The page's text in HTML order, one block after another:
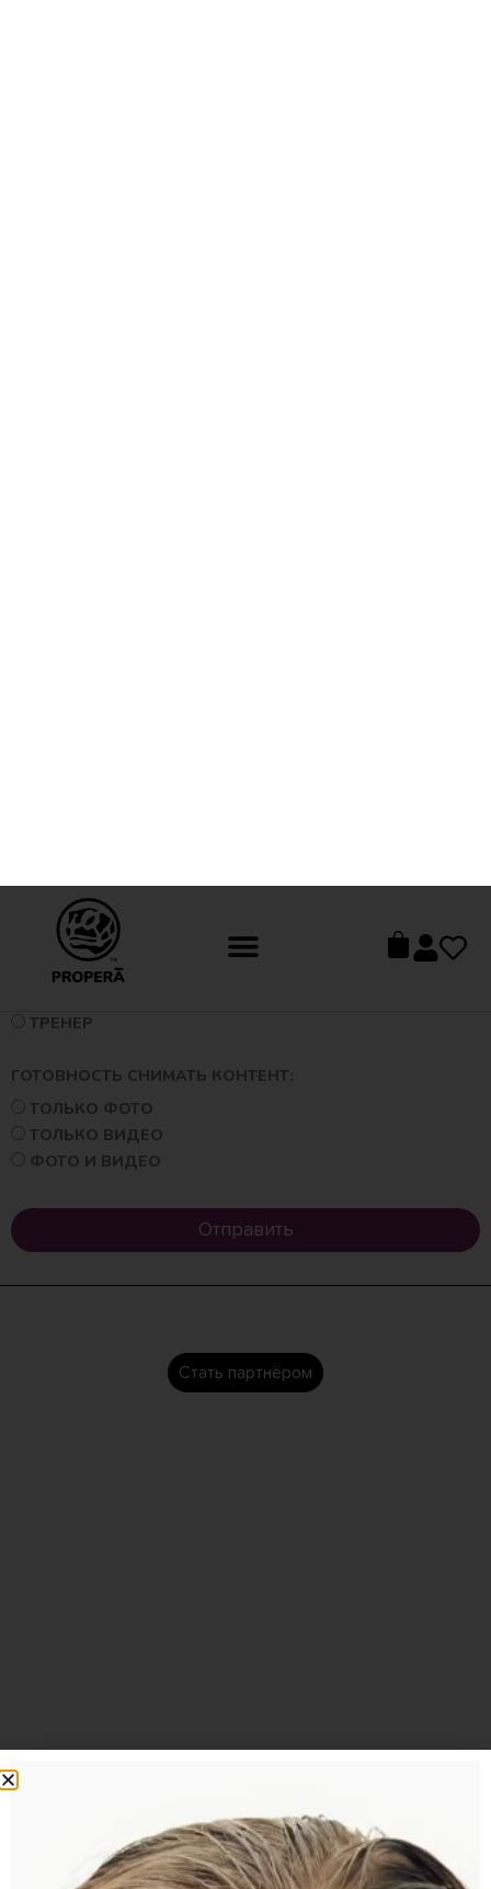
ОПЫТ В ПЛАВАНИИ:
НАЧИНАЮЩИЙ
ТРЕНЕР
ГОТОВНОСТЬ СНИМАТЬ КОНТЕНТ:
ТОЛЬКО ФОТО
ТОЛЬКО ВИДЕО
ФОТО И ВИДЕО
Отправить
Стать партнёром